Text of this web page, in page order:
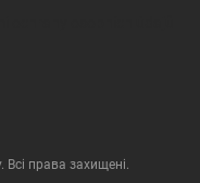
. Всі права захищені.